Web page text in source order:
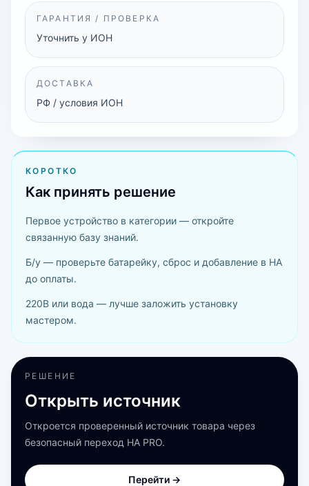
ГАРАНТИЯ / ПРОВЕРКА
Уточнить у ИОН
ДОСТАВКА
РФ / условия ИОН
КОРОТКО
Как принять решение
Первое устройство в категории — откройте
связанную базу знаний.
Б/у — проверьте батарейку, сброс и добавление в HA
до оплаты.
220В или вода — лучше заложить установку
мастером.
РЕШЕНИЕ
Открыть источник
Откроется проверенный источник товара через
безопасный переход HA PRO.
Перейти →